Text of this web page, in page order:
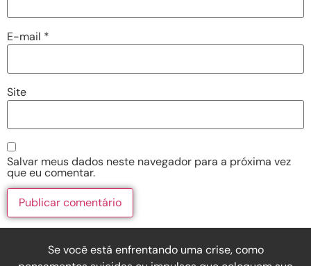
E-mail *
Site
Salvar meus dados neste navegador para a próxima vez
que eu comentar.
Se você está enfrentando uma crise, como